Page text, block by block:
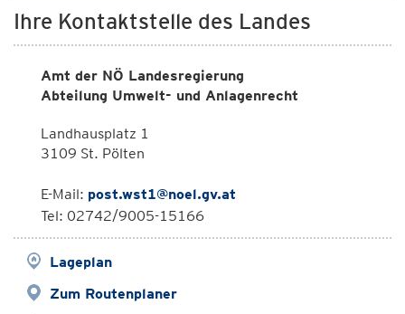
Ihre Kontaktstelle des Landes
Amt der NÖ Landesregierung
Abteilung Umwelt- und Anlagenrecht
Landhausplatz 1
3109 St. Pölten
E-Mail: post.wst1@noel.gv.at
Tel: 02742/9005-15166
Lageplan
Zum Routenplaner